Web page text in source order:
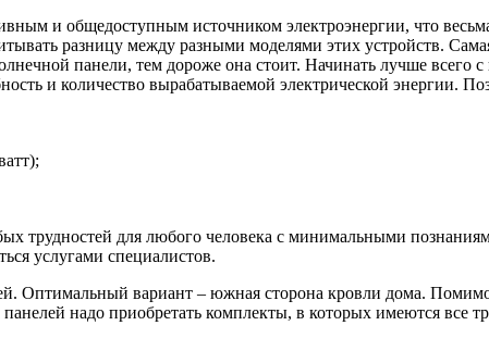
и общедоступным источником электроэнергии, что
разницу между разными моделями этих устройств.
панели, тем дороже она стоит. Начинать лучше всего
и количество вырабатываемой электрической энергии.
трудностей для любого человека с минимальными
услугами специалистов.
Оптимальный вариант – южная сторона кровли дома.
надо приобретать комплекты, в которых имеются все